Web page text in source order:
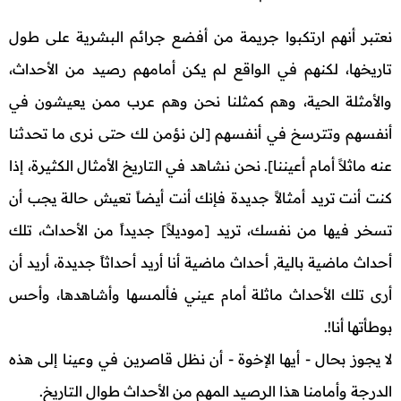
نعتبر أنهم ارتكبوا جريمة من أفضع جرائم البشرية على طول
تاريخها، لكنهم في الواقع لم يكن أمامهم رصيد من الأحداث،
والأمثلة الحية، وهم كمثلنا نحن وهم عرب ممن يعيشون في
أنفسهم وتترسخ في أنفسهم [لن نؤمن لك حتى نرى ما تحدثنا
عنه ماثلاً أمام أعيننا]. نحن نشاهد في التاريخ الأمثال الكثيرة، إذا
كنت أنت تريد أمثالاً جديدة فإنك أنت أيضاً تعيش حالة يجب أن
تسخر فيها من نفسك، تريد [موديلاً] جديداً من الأحداث، تلك
أحداث ماضية بالية, أحداث ماضية أنا أريد أحداثاً جديدة، أريد أن
أرى تلك الأحداث ماثلة أمام عيني فألمسها وأشاهدها، وأحس
بوطأتها أنا!.
لا يجوز بحال - أيها الإخوة - أن نظل قاصرين في وعينا إلى هذه
الدرجة وأمامنا هذا الرصيد المهم من الأحداث طوال التاريخ.